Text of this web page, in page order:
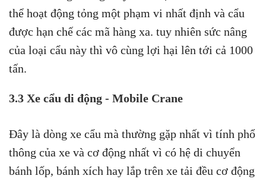
thể hoạt động tỏng một phạm vi nhất định và cẩu
được hạn chế các mã hàng xa. tuy nhiên sức nâng
của loại cẩu này thì vô cùng lợi hại lên tới cả 1000
tấn.
3.3 Xe cẩu di động - Mobile Crane
Đây là dòng xe cẩu mà thường gặp nhất vì tính phổ
thông của xe và cơ động nhất vì có hệ di chuyển
bánh lốp, bánh xích hay lắp trên xe tải đều cơ động